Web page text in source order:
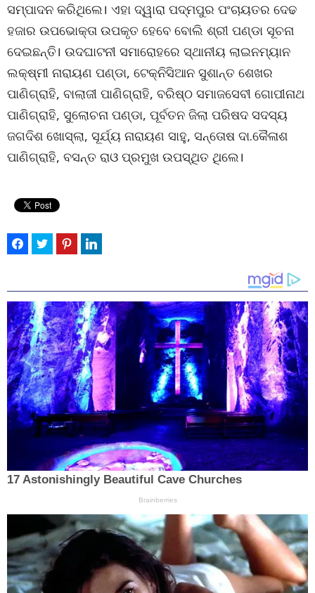
ସମ୍ପାଦନ କରିଥିଲେ। ଏହା ଦ୍ୱାରା ପଦ୍ମପୁର ପଂଚାୟତର ଦେଢ
ହଜାର ଉପଭୋକ୍ତା ଉପକୃତ ହେବେ ବୋଲି ଶ୍ରୀ ପଣ୍ଡା ସୂଚନା
ଦେଇଛନ୍ତି। ଉଦଘାଟନୀ ସମାରୋହରେ ସ୍ଥାନୀୟ ଲାଇନମ୍ୟାନ
ଲକ୍ଷ୍ମୀ ନାରାୟଣ ପଣ୍ଡା, ଟେକ୍ନିସିଆନ ସୁଶାନ୍ତ ଶେଖର
ପାଣିଗ୍ରାହି, ବାଲାଜୀ ପାଣିଗ୍ରାହି, ବରିଷ୍ଠ ସମାଜସେବୀ ଗୋପୀନାଥ
ପାଣିଗ୍ରାହି, ସୁଲୋଚନା ପଣ୍ଡା, ପୂର୍ବତନ ଜିଲା ପରିଷଦ ସଦସ୍ୟ
ଜଗଦିଶ ଖୋସ୍ଲା, ସୂର୍ଯ୍ୟ ନାରାୟଣ ସାହୁ, ସନ୍ତୋଷ ଦା.କୈଳାଶ
ପାଣିଗ୍ରାହି, ବସନ୍ତ ରାଓ ପ୍ରମୁଖ ଉପସ୍ଥିତ ଥିଲେ।